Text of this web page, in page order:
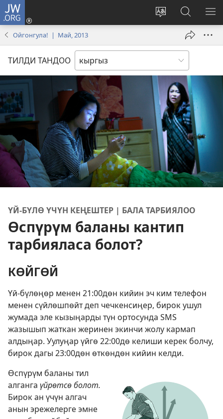
JW.ORG
Башка
тандоо
Кирүү
(жаңы
JW.ORG
сайтынан
издөө
Ойгонгула! | Май, 2013
ТИЛДИ ТАНДОО
ҮЙ-БҮЛӨ ҮЧҮН КЕҢЕШТЕР | БАЛА ТАРБИЯЛОО
Өспүрүм баланы кантип
тарбияласа болот?
КӨЙГӨЙ
Үй-бүлөңөр менен 21:00дөн кийин эч ким телефон
менен сүйлөшпөйт деп чечкенсиңер, бирок ушул
жумада эле кызыңарды түн ортосунда SMS
жазышып жаткан жеринен экинчи жолу кармап
алдыңар. Уулуңар үйгө 22:00дө келиши керек болчу,
бирок дагы 23:00дөн өткөндөн кийин келди.
Өспүрүм баланы тил
алганга үйрөтсө болот.
Бирок ан үчүн алгач
анын эрежелерге эмне